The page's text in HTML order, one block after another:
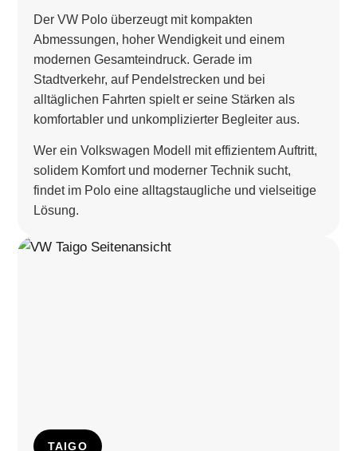
Der VW Polo überzeugt mit kompakten
Abmessungen, hoher Wendigkeit und einem
modernen Gesamteindruck. Gerade im
Stadtverkehr, auf Pendelstrecken und bei
alltäglichen Fahrten spielt er seine Stärken als
komfortabler und unkomplizierter Begleiter aus.
Wer ein Volkswagen Modell mit effizientem Auftritt,
solidem Komfort und moderner Technik sucht,
findet im Polo eine alltagstaugliche und vielseitige
Lösung.
TAIGO